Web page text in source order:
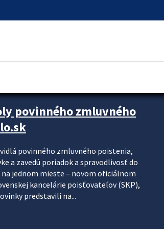
povinného zmluvného
povinného zmluvného poistenia,
a zavedú poriadok a spravodlivosť do
jednom mieste – novom oficiálnom
kancelárie poisťovateľov (SKP),
predstavili na...